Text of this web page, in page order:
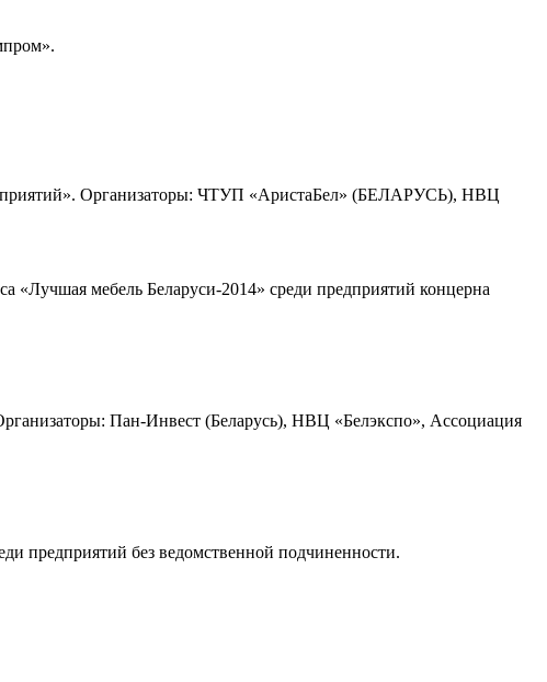
Организаторы: ЧТУП «АристаБел» (БЕЛАРУСЬ), НВЦ
«Лучшая мебель Беларуси-2014» среди предприятий концерна
Пан-Инвест (Беларусь), НВЦ «Белэкспо», Ассоциация
предприятий без ведомственной подчиненности.